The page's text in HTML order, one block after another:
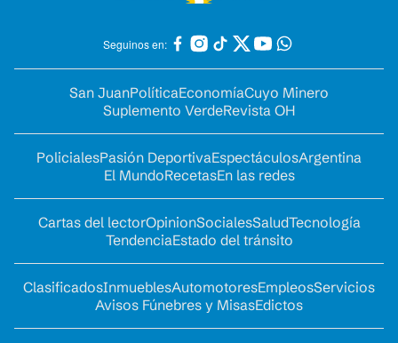
Seguinos en:
San JuanPolíticaEconomíaCuyo Minero
Suplemento VerdeRevista OH
PolicialesPasión DeportivaEspectáculosArgentina
El MundoRecetasEn las redes
Cartas del lectorOpinionSocialesSaludTecnología
TendenciaEstado del tránsito
ClasificadosInmueblesAutomotoresEmpleosServicios
Avisos Fúnebres y MisasEdictos